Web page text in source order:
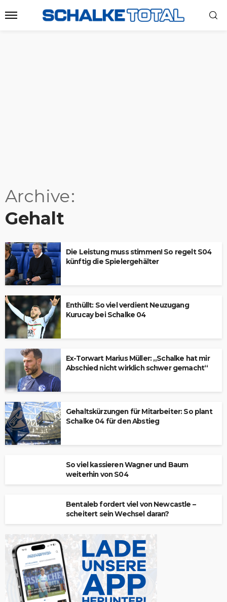
Archive
Gehalt
Die Leistung muss stimmen! So regelt S04
künftig die Spielergehälter
Enthüllt: So viel verdient Neuzugang
Kurucay bei Schalke 04
Ex-Torwart Marius Müller: „Schalke hat mir
Abschied nicht wirklich schwer gemacht“
Gehaltskürzungen für Mitarbeiter: So plant
Schalke 04 für den Abstieg
So viel kassieren Wagner und Baum
weiterhin von S04
Bentaleb fordert viel von Newcastle –
scheitert sein Wechsel daran?